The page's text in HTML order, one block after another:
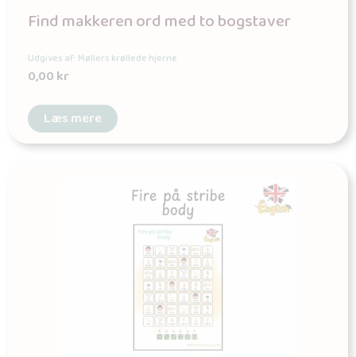
Find makkeren ord med to bogstaver
Udgives af: Møllers krøllede hjerne
0,00kr
Læs mere